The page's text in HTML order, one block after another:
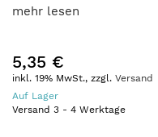
mehr lesen
5,35 €
inkl. 19% MwSt., zzgl. Versand
Auf Lager
Versand 3 - 4 Werktage